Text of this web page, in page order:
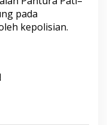
pada
kepolisian.